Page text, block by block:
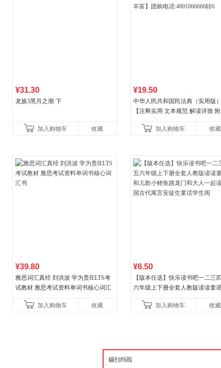
¥31.30
龙族3黑月之潮·下
加入购物车 收藏
¥19.50
中华人民共和国民法典（实用版
【注释实用 文本规范 解读详致
加入购物车
收藏
¥39.80
雅思词汇真经 刘洪波 学为贵IELTS考
试教材 雅思考试资料单词书核心词汇
加入购物车
收藏
¥6.50
【版本任选】快乐读书吧一二三
六年级上下册全套人教版读读童
古代寓言安徒生童话学生阅
加入购物车 收藏